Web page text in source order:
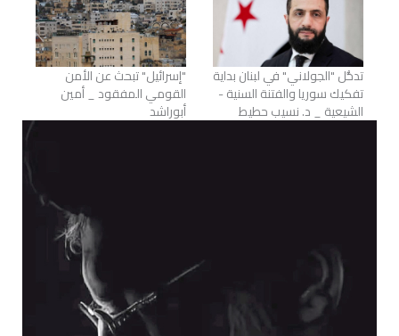
تدخُّل "الجولاني" في لبنان بداية
تفكيك سوريا والفتنة السنية -
الشيعية _ د. نسيب حطيط
"إسرائيل" تبحث عن الأمن
القومي المفقود _ أمين
أبوراشد